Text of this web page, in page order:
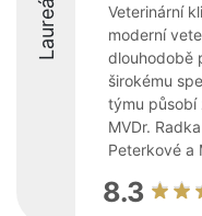
Laureáti
Veterinární
moderní
dlouhodobě
širokému
týmu působí
MVDr.
Peterkové a
8.3